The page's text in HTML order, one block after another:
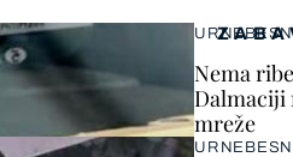
Nema
Dalmaciji
mreže